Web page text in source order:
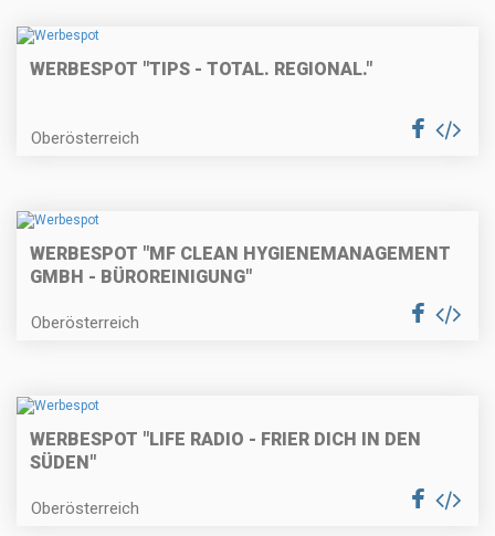
WERBESPOT "TIPS - TOTAL. REGIONAL."
Oberösterreich
WERBESPOT "MF CLEAN HYGIENEMANAGEMENT
GMBH - BÜROREINIGUNG"
Oberösterreich
WERBESPOT "LIFE RADIO - FRIER DICH IN DEN
SÜDEN"
Oberösterreich